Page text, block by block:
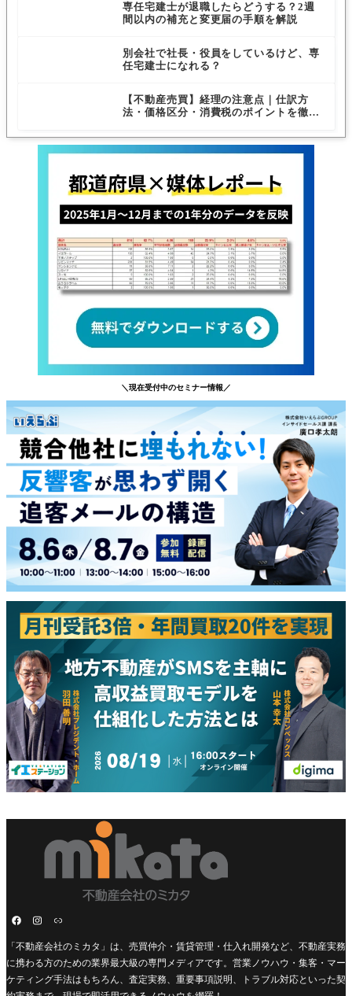
専任宅建士が退職したらどうする？2週
間以内の補充と変更届の手順を解説
別会社で社長・役員をしているけど、専
任宅建士になれる？
【不動産売買】経理の注意点｜仕訳方
法・価格区分・消費税のポイントを徹底
＼現在受付中のセミナー情報／
「不動産会社のミカタ」は、売買仲介・賃貸管理・仕入れ開発など、不動産実務
に携わる方のための業界最大級の専門メディアです。営業ノウハウ・集客・マー
ケティング手法はもちろん、査定実務、重要事項説明、トラブル対応といった契